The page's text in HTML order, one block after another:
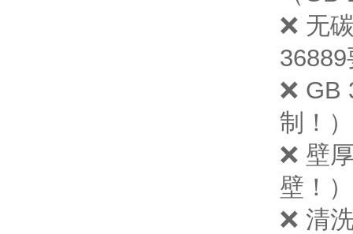
❌ 无
❌ GB
制！）
❌ 壁
壁！）
❌ 清